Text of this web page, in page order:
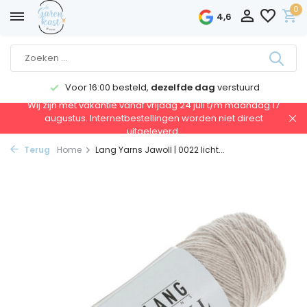
4,6
0
Voor 16:00 besteld, dezelfde dag verstuurd
Wij zijn met vakantie vanaf vrijdag 24 juli t/m maandag 17
augustus. Internetbestellingen worden niet direct
uitgeleverd.
Terug Home Lang Yarns Jawoll | 0022 licht...